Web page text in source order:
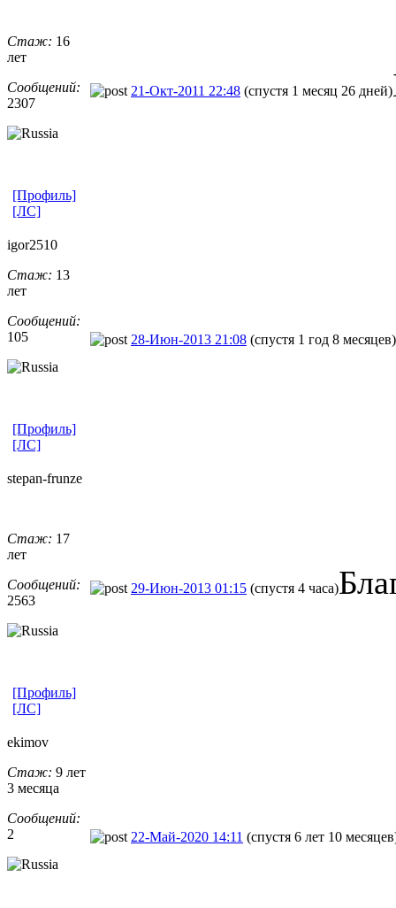
Стаж: 16
лет
Сообщений:
2307
21-Окт-2011 22:48 (спустя 1 месяц 26 дней)
[Профиль]
[ЛС]
igor2510
Стаж: 13
лет
Сообщений:
105
28-Июн-2013 21:08 (спустя 1 год 8 месяцев)
[Профиль]
[ЛС]
stepan-frunz​e
Стаж: 17
лет
Сообщений:
2563
29-Июн-2013 01:15 (спустя 4 часа)
[Профиль]
[ЛС]
ekimov
Стаж: 9 лет
3 месяца
Сообщений:
2
22-Май-2020 14:11 (спустя 6 лет 10